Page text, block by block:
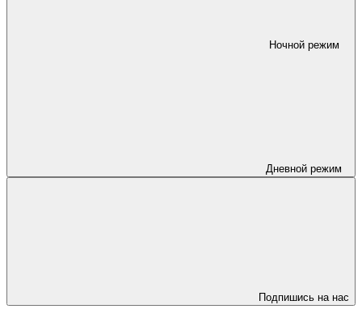
Ночной режим
Дневной режим
Подпишись на нас